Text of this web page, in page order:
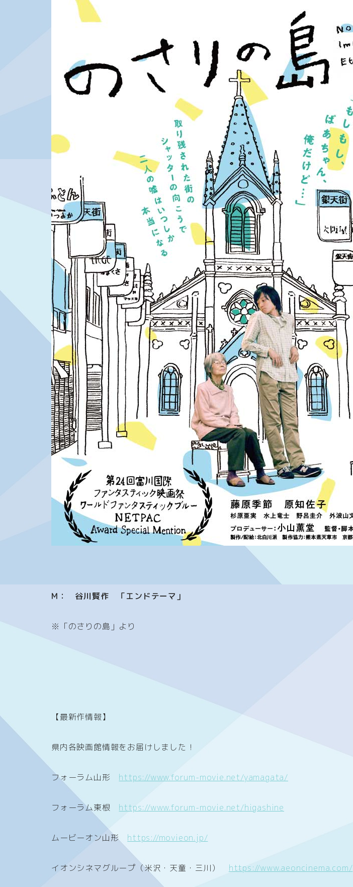
M： 谷川賢作 「エンドテーマ」
※「のさりの島」より
【最新作情報】
県内各映画館情報をお届けしました！
フォーラム山形 https://www.forum-movie.net/yamagata/
フォーラム東根 https://www.forum-movie.net/higashine
ムービーオン山形 https://movieon.jp/
イオンシネマグループ（米沢・天童・三川） https://www.aeoncinema.com/